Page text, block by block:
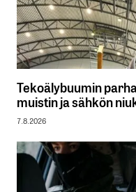
Tekoälybuumin
muistin ja sähkön
7.8.2026